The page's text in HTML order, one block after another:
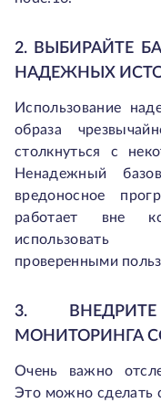
2. ВЫБИРАЙТЕ
НАДЕЖНЫХ
Использование
образа
столкнуться с
Ненадежный
вредоносное
работает вне
использовать
проверенными
3. ВНЕДРИТЕ
МОНИТОРИНГА
Очень важно
Это можно сделать